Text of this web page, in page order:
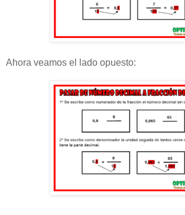
Ahora veamos el lado opuesto: